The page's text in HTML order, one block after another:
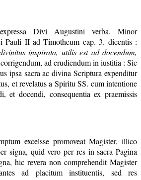
Divi Augustini verba. Minor
Pauli II ad Timotheum cap. 3. dicentis :
inspirata, utilis est ad docendum,
ad erudiendum in iustitia : Sic
ipsa sacra ac divina Scriptura expenditur
et revelatus a Spiritu SS. cum intentione
et docendi, consequentia ex praemissis
excelsse promoveat Magister, illico
signa, quid vero per res in sacra Pagina
hic revera non comprehendit Magister
ad placitum instituentis, sed res